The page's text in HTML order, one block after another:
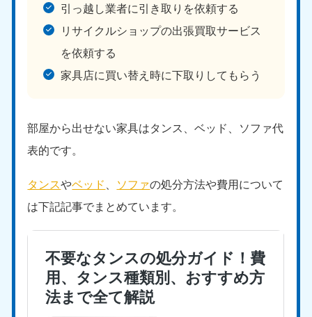
引っ越し業者に引き取りを依頼する
リサイクルショップの出張買取サービス
を依頼する
家具店に買い替え時に下取りしてもらう
部屋から出せない家具はタンス、ベッド、ソファ代
表的です。
タンスやベッド 、 ソファの処分方法や費用について
は下記記事でまとめています。